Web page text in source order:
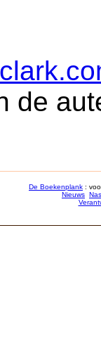
de
De Boekenplank :
Nieuws